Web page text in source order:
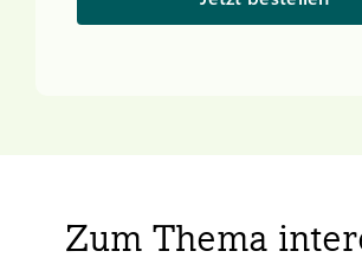
Zum Thema